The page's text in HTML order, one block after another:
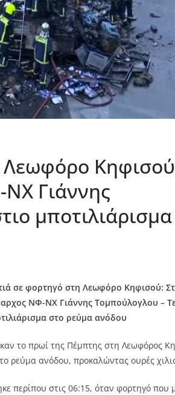
Γιάννης
σε φορτηγό στη Λεωφόρο Κηφισού:
ΝΦ-ΝΧ Γιάννης Τομπούλογλου –
στο ρεύμα ανόδου
το πρωί της Πέμπτης στη Λεωφόρος
ρεύμα ανόδου, προκαλώντας ουρές
περίπου στις 06:15, όταν φορτηγό που